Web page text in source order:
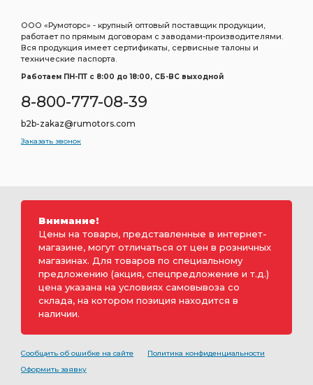
ООО «Румоторс» - крупный оптовый поставщик продукции,
работает по прямым договорам с заводами-производителями.
Вся продукция имеет сертификаты, сервисные талоны и
технические паспорта.
Работаем ПН-ПТ c 8:00 до 18:00, СБ-ВС выходной
8-800-777-08-39
b2b-zakaz@rumotors.com
Заказать звонок
Внимание!
Цены на товары, представленные в интернет-
магазине, могут отличаться от цен в розничных
магазинах. Для товаров по специальному
предложению (акция, спецпредложение и т.д.)
цена указана на условиях самовывоза со
склада, на котором позиция находится в
наличии.
Сообщить об ошибке на сайте
Политика конфиденциальности
Оформить заявку